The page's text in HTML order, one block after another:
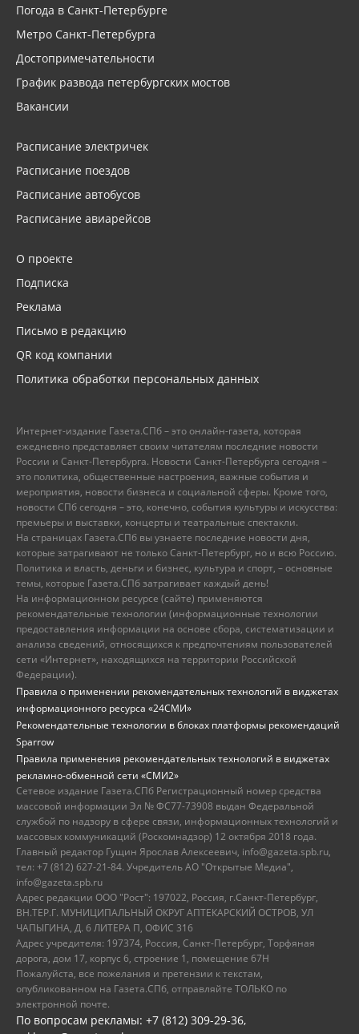
Погода в Санкт-Петербурге
Метро Санкт-Петербурга
Достопримечательности
График развода петербургских мостов
Вакансии
Расписание электричек
Расписание поездов
Расписание автобусов
Расписание авиарейсов
О проекте
Подписка
Реклама
Письмо в редакцию
QR код компании
Политика обработки персональных данных
Интернет-издание Газета.СПб – это онлайн-газета, которая
ежедневно представляет своим читателям последние новости
России и Санкт-Петербурга. Новости Санкт-Петербурга сегодня –
это политика, общественные настроения, важные события и
мероприятия, новости бизнеса и социальной сферы. Кроме того,
новости СПб сегодня – это, конечно, события культуры и искусства:
премьеры и выставки, концерты и театральные спектакли.
На страницах Газета.СПб вы узнаете последние новости дня,
которые затрагивают не только Санкт-Петербург, но и всю Россию.
Политика и власть, деньги и бизнес, культура и спорт, – основные
темы, которые Газета.СПб затрагивает каждый день!
На информационном ресурсе (сайте) применяются
рекомендательные технологии (информационные технологии
предоставления информации на основе сбора, систематизации и
анализа сведений, относящихся к предпочтениям пользователей
сети «Интернет», находящихся на территории Российской
Федерации).
Правила о применении рекомендательных технологий в виджетах
информационного ресурса «24СМИ»
Рекомендательные технологии в блоках платформы рекомендаций
Sparrow
Правила применения рекомендательных технологий в виджетах
рекламно-обменной сети «СМИ2»
Сетевое издание Газета.СПб Регистрационный номер средства
массовой информации Эл № ФС77-73908 выдан Федеральной
службой по надзору в сфере связи, информационных технологий и
массовых коммуникаций (Роскомнадзор) 12 октября 2018 года.
Главный редактор Гущин Ярослав Алексеевич, info@gazeta.spb.ru,
тел: +7 (812) 627-21-84. Учредитель АО "Открытые Медиа",
info@gazeta.spb.ru
Адрес редакции ООО "Рост": 197022, Россия, г.Санкт-Петербург,
ВН.ТЕР.Г. МУНИЦИПАЛЬНЫЙ ОКРУГ АПТЕКАРСКИЙ ОСТРОВ, УЛ
ЧАПЫГИНА, Д. 6 ЛИТЕРА П, ОФИС 316
Адрес учредителя: 197374, Россия, Санкт-Петербург, Торфяная
дорога, дом 17, корпус 6, строение 1, помещение 67Н
Пожалуйста, все пожелания и претензии к текстам,
опубликованном на Газета.СПб, отправляйте ТОЛЬКО по
электронной почте.
По вопросам рекламы: +7 (812) 309-29-36,